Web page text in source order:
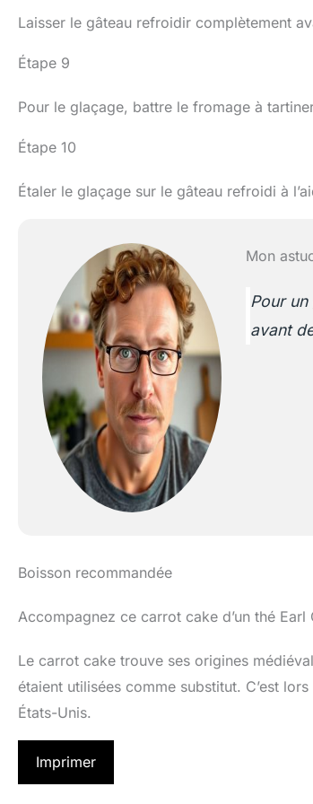
Laisser le gâteau refroidir complètement
Étape 9
Pour le glaçage, battre le fromage à
Étape 10
Étaler le glaçage sur le gâteau refroidi à
Mon
Pour
avant
Boisson recommandée
Accompagnez ce carrot cake d’un thé
Le carrot cake trouve ses origines
étaient utilisées comme substitut. C’est
États-Unis.
Imprimer